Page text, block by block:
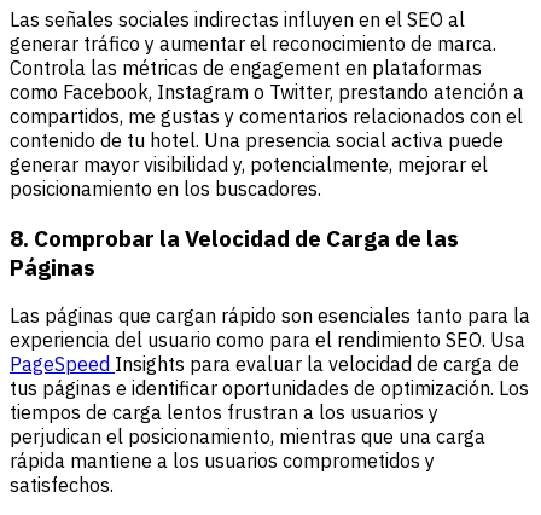
Las señales sociales indirectas influyen en el SEO al
generar tráfico y aumentar el reconocimiento de marca.
Controla las métricas de engagement en plataformas
como Facebook, Instagram o Twitter, prestando atención a
compartidos, me gustas y comentarios relacionados con el
contenido de tu hotel. Una presencia social activa puede
generar mayor visibilidad y, potencialmente, mejorar el
posicionamiento en los buscadores.
8. Comprobar la Velocidad de Carga de las
Páginas
Las páginas que cargan rápido son esenciales tanto para la
experiencia del usuario como para el rendimiento SEO. Usa
PageSpeed Insights para evaluar la velocidad de carga de
tus páginas e identificar oportunidades de optimización. Los
tiempos de carga lentos frustran a los usuarios y
perjudican el posicionamiento, mientras que una carga
rápida mantiene a los usuarios comprometidos y
satisfechos.